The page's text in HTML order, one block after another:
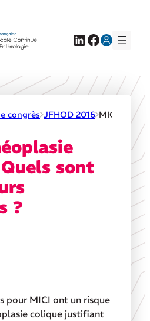
LinkedIn
Facebook
congrès JFHOD 2016 MICI et
sont
?
pour MICI ont un risque
colique justifiant